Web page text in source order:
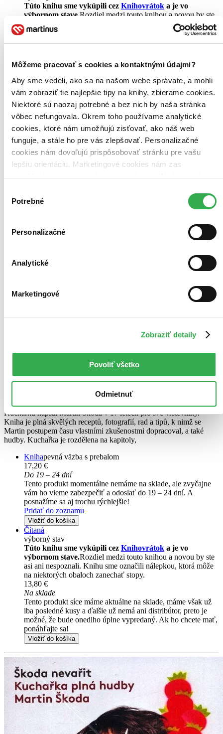
Môžeme pracovať s cookies a kontaktnými údajmi?
Aby sme vedeli, ako sa na našom webe správate, a mohli
vám zobraziť tie najlepšie tipy na knihy, zbierame cookies.
Niektoré sú naozaj potrebné a bez nich by naša stránka
vôbec nefungovala. Okrem toho používame analytické
cookies, ktoré nám umožňujú zisťovať, ako náš web
funguje, a stále ho pre vás zlepšovať. Personalizačné
cookies nám dovoľujú prispôsobovať stránku pre vašu
lepšiu orientáciu. Marketingové cookies nám zas
umožňujú zobrazenie relevantnej reklamy. Niektoré údaje
keby sme mohli používať všetky tieto cookies. Ďakujeme!
súhlasu
Potrebné
Personalizačné
Analytické
Marketingové
Zobraziť detaily
Povoliť všetko
Odmietnuť
Túto knihu sme vykúpili cez Knihovrátok a je vo
výbornom stave. Rozdiel medzi touto knihou a novou by ste
asi ani nespoznali. Knihu sme označili nálepkou, ktorá môže
na niektorých obaloch zanechať stopy.
20,20 €
Tento produkt síce máme aktuálne na sklade, máme však už
iba posledné kusy a ďalšie už nemá ani distribútor, preto je
možné, že bude onedlho úplne vypredaný. Ak ho chcete mať,
ponáhľajte sa!
Vložiť do košíka
Škoda nevařit Kuchařka plná hudby
CZ
Kuchařku napsal Martin Škoda v 17 letech pro své vrstevníky.
Kniha je plná skvělých receptů, fotografií, rad a tipů, k nimž se
Martin postupem času vlastními zkušenostmi dopracoval, a také
hudby. Kuchařka je rozdělena na kapitoly,
Knihapevná väzba s prebalom
17,20 €
Do 19 – 24 dní
Tento produkt momentálne nemáme na sklade, ale zvyčajne
vám ho vieme zabezpečiť a odoslať do 19 – 24 dní. A
posnažíme sa aj trochu rýchlejšie!
Pridať do zoznamu
Vložiť do košíka
Čítaná
výborný stav
Túto knihu sme vykúpili cez Knihovrátok a je vo
výbornom stave.Rozdiel medzi touto knihou a novou by ste
asi ani nespoznali. Knihu sme označili nálepkou, ktorá môže
na niektorých obaloch zanechať stopy.
13,80 €
Na sklade
Tento produkt síce máme aktuálne na sklade, máme však už
iba posledné kusy a ďalšie už nemá ani distribútor, preto je
možné, že bude onedlho úplne vypredaný. Ak ho chcete mať,
ponáhľajte sa!
Vložiť do košíka